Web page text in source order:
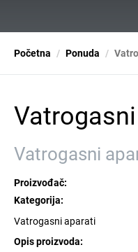
Početna Ponuda
Vatrogasni
Proizvođač:
Kategorija:
Vatrogasni aparati
Opis proizvoda: